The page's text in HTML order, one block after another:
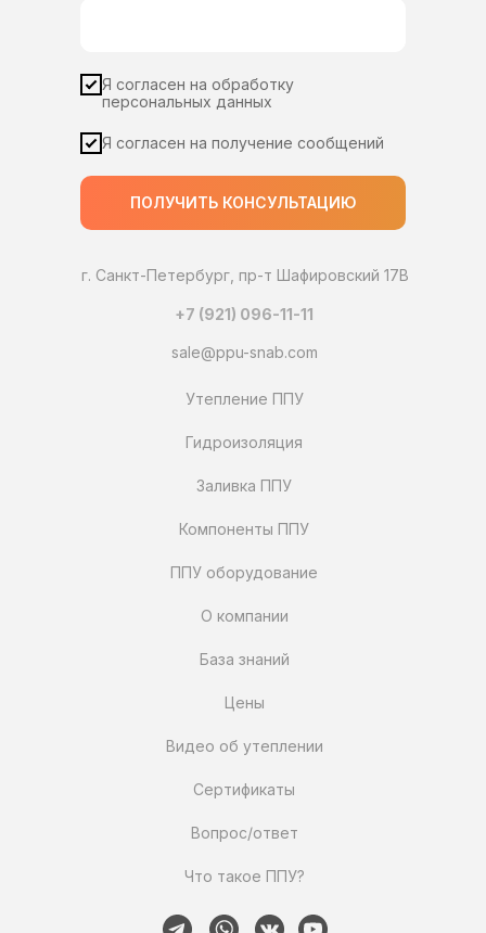
г. Санкт-Петербург, пр-т Шафировский 17В
+7 (921) 096-11-11
sale@ppu-snab.com
Что такое ППУ?
Вопрос/ответ
Сертификаты
Компоненты ППУ
Заливка ППУ
Видео об утеплении
ППУ оборудование
О компании
База знаний
Цены
Гидроизоляция
Утепление ППУ
Я согласен на обработку
персональных данных
Я согласен на получение сообщений
ПОЛУЧИТЬ КОНСУЛЬТАЦИЮ